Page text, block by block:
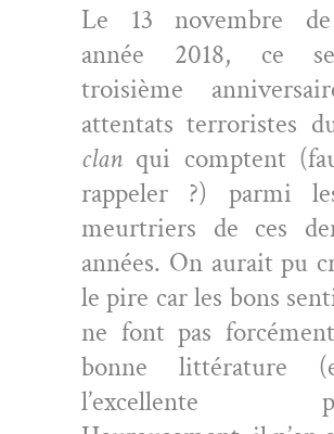
Le 13 novem­bre
année 2018, ce
troisième
atten­tats ter­ror­istes
clan qui comptent
rap­pel­er ?) par­mi
meur­tri­ers de ces
années. On aurait pu
le pire car les bons
ne font pas
bonne lit­téra­ture
l’excellente